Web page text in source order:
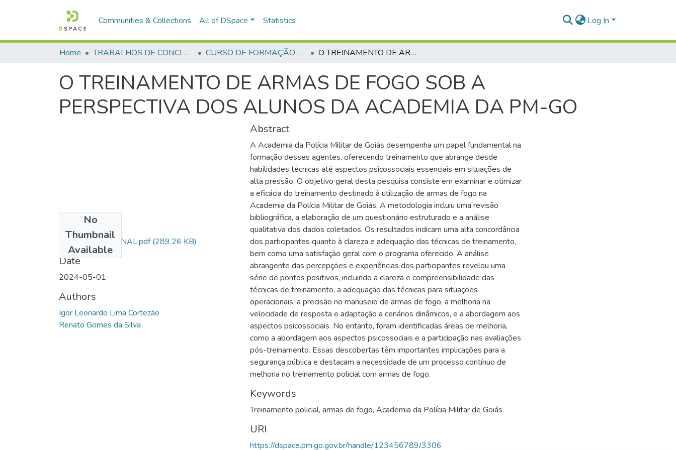
Communities & Collections All of DSpace Statistics Log In
Home TRABALHOS DE CONCLUSÃO DE CURSO - CFP (CURSO DE FORMAÇÃO DE PRAÇAS) CURSO DE FORMAÇÃO DE PRAÇAS - CFP - 2024 O TREINAMENTO DE ARMAS DE FOGO SOB A PERSPECTIVA DOS ALUNOS DA ACADEMIA DA PM-GO
O TREINAMENTO DE ARMAS DE FOGO SOB A
PERSPECTIVA DOS ALUNOS DA ACADEMIA DA PM-GO
No
Thumbnail
Available
TCC ARQUIVO FINAL.pdf(289.26 KB)
Date
2024-05-01
Authors
Igor Leonardo Lima Cortezão
Renato Gomes da Silva
Abstract
A Academia da Polícia Militar de Goiás desempenha um papel fundamental na
formação desses agentes, oferecendo treinamento que abrange desde
habilidades técnicas até aspectos psicossociais essenciais em situações de
alta pressão. O objetivo geral desta pesquisa consiste em examinar e otimizar
a eficácia do treinamento destinado à utilização de armas de fogo na
Academia da Polícia Militar de Goiás. A metodologia incluiu uma revisão
bibliográfica, a elaboração de um questionário estruturado e a análise
qualitativa dos dados coletados. Os resultados indicam uma alta concordância
dos participantes quanto à clareza e adequação das técnicas de treinamento,
bem como uma satisfação geral com o programa oferecido. A análise
abrangente das percepções e experiências dos participantes revelou uma
série de pontos positivos, incluindo a clareza e compreensibilidade das
técnicas de treinamento, a adequação das técnicas para situações
operacionais, a precisão no manuseio de armas de fogo, a melhoria na
velocidade de resposta e adaptação a cenários dinâmicos, e a abordagem aos
aspectos psicossociais. No entanto, foram identificadas áreas de melhoria,
como a abordagem aos aspectos psicossociais e a participação nas avaliações
pós-treinamento. Essas descobertas têm importantes implicações para a
segurança pública e destacam a necessidade de um processo contínuo de
melhoria no treinamento policial com armas de fogo.
Keywords
Treinamento policial, armas de fogo, Academia da Polícia Militar de Goiás.
URI
https://dspace.pm.go.gov.br/handle/123456789/3306